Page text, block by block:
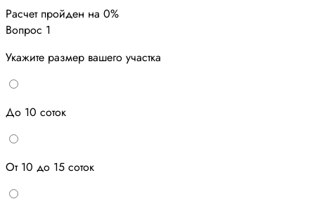
Расчет пройден на 0%
Вопрос 1
Укажите размер вашего участка
До 10 соток
От 10 до 15 соток